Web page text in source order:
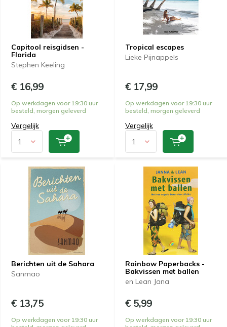
Capitool reisgidsen -
Florida
Stephen Keeling
€ 16,99
Op werkdagen voor 19:30 uur
besteld, morgen geleverd
Vergelijk
Tropical escapes
Lieke Pijnappels
€ 17,99
Op werkdagen voor 19:30 uur
besteld, morgen geleverd
Vergelijk
Berichten uit de Sahara
Sanmao
€ 13,75
Op werkdagen voor 19:30 uur
Rainbow Paperbacks -
Bakvissen met ballen
en Lean Jana
€ 5,99
Op werkdagen voor 19:30 uur